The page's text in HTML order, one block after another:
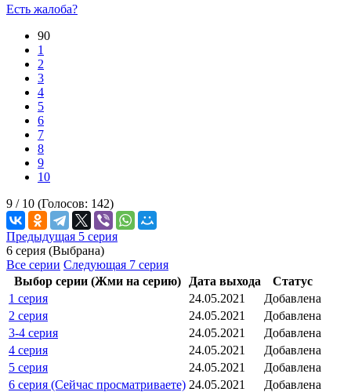
Есть жалоба?
90
1
2
3
4
5
6
7
8
9
10
9 / 10 (Голосов: 142)
Предыдущая 5 серия
6 серия (Выбрана)
Все серии Следующая 7 серия
Выбор серии (Жми на серию)
Дата выхода
Статус
1 серия
24.05.2021
Добавлена
2 серия
24.05.2021
Добавлена
3-4 серия
24.05.2021
Добавлена
4 серия
24.05.2021
Добавлена
5 серия
24.05.2021
Добавлена
6 серия (Сейчас просматриваете) 24.05.2021
Добавлена